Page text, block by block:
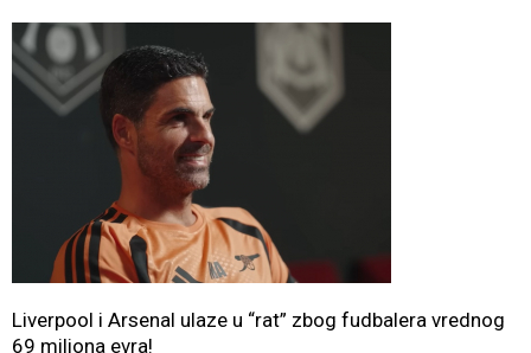
Liverpool i Arsenal ulaze u “rat” zbog fudbalera vrednog
69 miliona evra!